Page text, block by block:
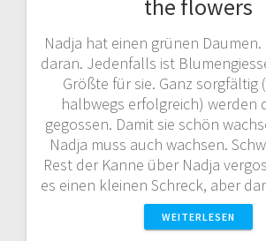
the flowers
Nadja hat einen grünen
daran. Jedenfalls ist
Größte für sie. Ganz sorgfältig
halbwegs erfolgreich) werden
gegossen. Damit sie schön
Nadja muss auch wachsen.
Rest der Kanne über Nadja
es einen kleinen Schreck, aber
WEITERLESEN